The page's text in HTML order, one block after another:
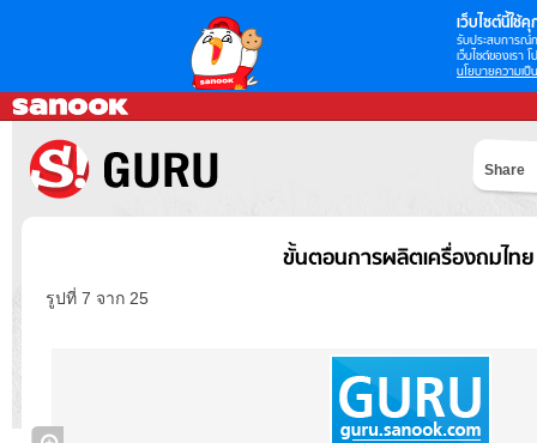
เว็บไซต์นี้ใช้คุ
รับประสบการณ์
เว็บไซต์ของเรา
นโยบายความเป็
Share
ขั้นตอนการผลิตเครื่องถมไทย
รูปที่ 7 จาก 25